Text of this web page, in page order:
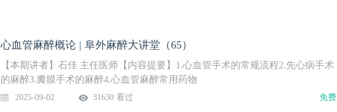
心血管麻醉概论 | 阜外麻醉大讲堂（65）
【本期讲者】石佳 主任医师【内容提要】1.心血管手术的常规流程2.先心病手术
的麻醉3.瓣膜手术的麻醉4.心血管麻醉常用药物
2025-09-02 31630 看过 免费